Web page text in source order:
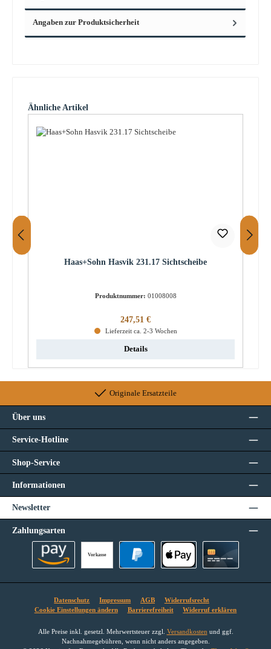
Angaben zur Produktsicherheit
Produktgalerie überspringen
Ähnliche Artikel
Haas+Sohn Hasvik 231.17 Sichtscheibe
Produktnummer: 01008008
Regulärer Preis:
247,51 €
Lieferzeit ca. 2-3 Wochen
Details
Originale Ersatzteile
Über uns
Service-Hotline
Shop-Service
Informationen
Newsletter
Zahlungsarten
Vorkasse
Datenschutz Impressum AGB
Widerrufsrecht
Cookie Einstellungen ändern
Barrierefreiheit Widerruf erklären
Alle Preise inkl. gesetzl. Mehrwertsteuer zzgl. Versandkosten und ggf.
Nachnahmegebühren, wenn nicht anders angegeben.